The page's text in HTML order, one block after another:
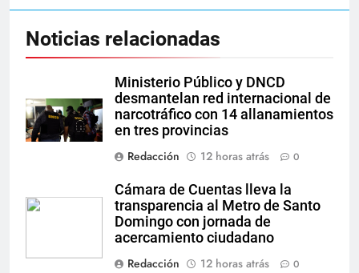
Noticias relacionadas
Ministerio Público y DNCD
desmantelan red internacional de
narcotráfico con 14 allanamientos
en tres provincias
Redacción
12 horas atrás 0
Cámara de Cuentas lleva la
transparencia al Metro de Santo
Domingo con jornada de
acercamiento ciudadano
Redacción
12 horas atrás 0